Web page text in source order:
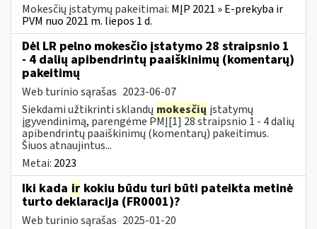
Mokesčių įstatymų pakeitimai: MĮP 2021 » E-prekyba ir
PVM nuo 2021 m. liepos 1 d.
Dėl LR pelno mokesčio įstatymo 28 straipsnio 1
- 4 dalių apibendrintų paaiškinimų (komentarų)
pakeitimų
Web turinio sąrašas 2023-06-07
Siekdami užtikrinti sklandų mokesčių įstatymų
įgyvendinimą, parengėme PMĮ[1] 28 straipsnio 1 - 4 dalių
apibendrintų paaiškinimų (komentarų) pakeitimus.
Šiuos atnaujintus...
Metai: 2023
Iki kada ir kokiu būdu turi būti pateikta metinė
turto deklaracija (FR0001)?
Web turinio sąrašas 2025-01-20